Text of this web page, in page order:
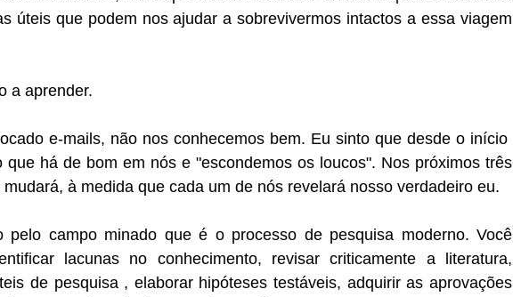
úteis que podem nos ajudar a sobrevivermos intactos a essa viagem
a aprender.
e-mails, não nos conhecemos bem. Eu sinto que desde o início
que há de bom em nós e "escondemos os loucos". Nos próximos três
à medida que cada um de nós revelará nosso verdadeiro eu.
pelo campo minado que é o processo de pesquisa moderno. Você
lacunas no conhecimento, revisar criticamente a literatura,
de pesquisa , elaborar hipóteses testáveis, adquirir as aprovações